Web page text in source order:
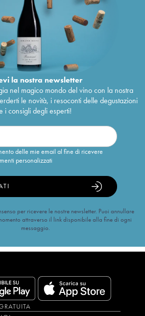
la nostra newsletter
nel magico mondo del vino con la nostra
le novità, i resoconti delle degustazioni
i consigli degli esperti!
delle mie email al fine di ricevere
personalizzati
per ricevere le nostre newsletter. Puoi annullare
attraverso il link disponibile alla fine di ogni
messaggio.